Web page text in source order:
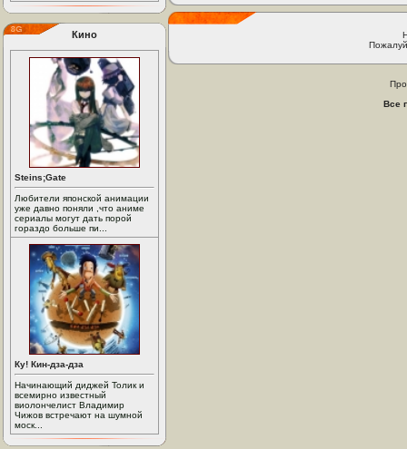
Кино
Steins;Gate
Любители японской анимации
уже давно поняли ,что аниме
сериалы могут дать порой
гораздо больше пи...
Ку! Кин-дза-дза
Начинающий диджей Толик и
всемирно известный
виолончелист Владимир
Чижов встречают на шумной
моск...
Все